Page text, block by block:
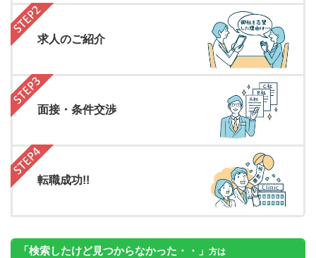
求人のご紹介
面接・条件交渉
転職成功!!
「検索したけど見つからなかった・・」 方は